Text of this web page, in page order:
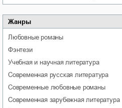
Жанры
любовные романы
фэнтези
учебная и научная литература
современная русская литература
современные любовные романы
современная зарубежная литература